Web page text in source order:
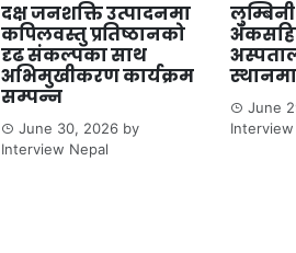
दक्ष जनशक्ति उत्पादनमा
कपिलवस्तु प्रतिष्ठानको
दृढ संकल्पका साथ
अभिमुखीकरण कार्यक्रम
सम्पन्न
June 30, 2026by
Interview Nepal
स्थानमा
June
Interview